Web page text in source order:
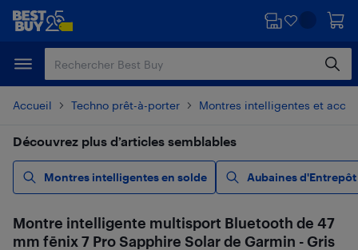
Passer
principal
Passer
Accueil Techno prêt-à-porter Montres intelligentes et
Découvrez plus d’articles semblables
Montres intelligentes en solde Aubaines d'Entrepôt
Montre intelligente multisport Bluetooth de 47
mm fēnix 7 Pro Sapphire Solar de Garmin - Gris